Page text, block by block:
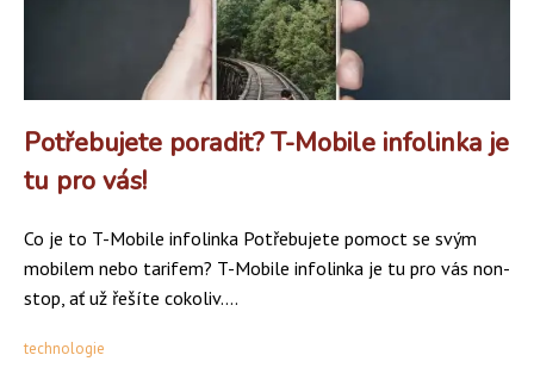
Potřebujete poradit? T-Mobile infolinka je
tu pro vás!
Co je to T-Mobile infolinka Potřebujete pomoct se svým
mobilem nebo tarifem? T-Mobile infolinka je tu pro vás non-
stop, ať už řešíte cokoliv....
technologie